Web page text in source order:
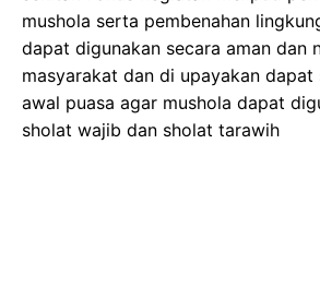
mushola serta pembenahan
dapat digunakan secara aman dan
masyarakat dan di upayakan dapat
awal puasa agar mushola dapat
sholat wajib dan sholat tarawih